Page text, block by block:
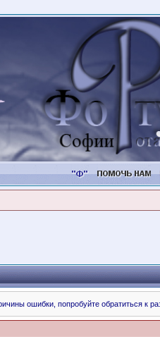
ошибки, попробуйте обратиться к